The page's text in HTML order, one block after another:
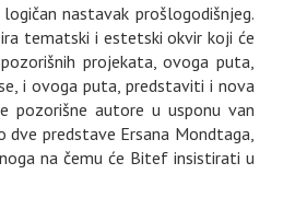
nastavak prošlogodišnjeg.
tematski i estetski okvir koji će
projekata, ovoga puta,
i ovoga puta, predstaviti i nova
pozorišne autore u usponu van
predstave Ersana Mondtaga,
na čemu će Bitef insistirati u